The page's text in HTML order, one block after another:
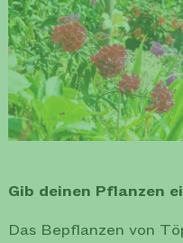
Gib deinen Pflanzen
Das Bepflanzen von